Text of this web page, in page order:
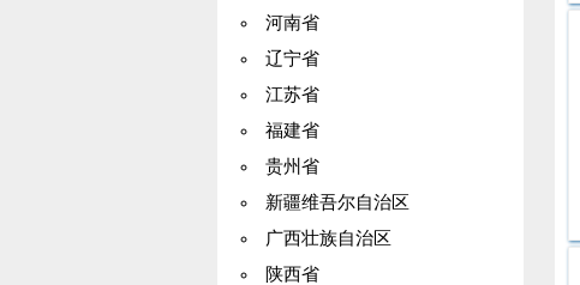
河南省
辽宁省
江苏省
福建省
贵州省
新疆维吾尔自治区
广西壮族自治区
陕西省